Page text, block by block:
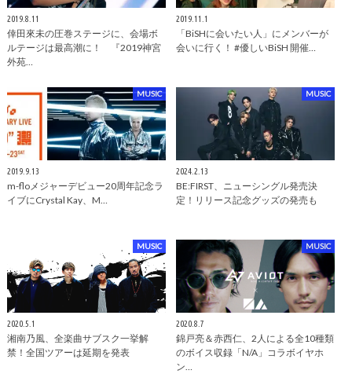
2019.8.11
倖田來未の圧巻ステージに、会場ボ
ルテージは最高潮に！ 『2019神宮
外苑…
2019.11.1
「BiSHに会いたい人」にメンバーが
会いに行く！ #優しいBiSH 開催…
MUSIC
2019.9.13
m-floメジャーデビュー20周年記念ラ
イブにCrystal Kay、M…
MUSIC
2024.2.13
BE:FIRST、ニューシングル発売決
定！リリース記念グッズの発売も
MUSIC
2020.5.1
湘南乃風、全楽曲サブスク一挙解
禁！全国ツアーは延期を発表
MUSIC
2020.8.7
錦戸亮＆赤西仁、2人による全10種類
のボイス収録「N/A」コラボイヤホ
ン…